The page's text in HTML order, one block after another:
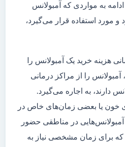
به مواردی که آمبولانس
مورد استفاده قرار می‌گیرد،
هزینه خرید یک آمبولانس را
آمبولانس را از مراکز درمانی
دارند، به اجاره می‌گیرد.
خون یا بعضی زمان‌های خاص در
در مناطقی حضور
که برای زمان مشخصی نیاز به